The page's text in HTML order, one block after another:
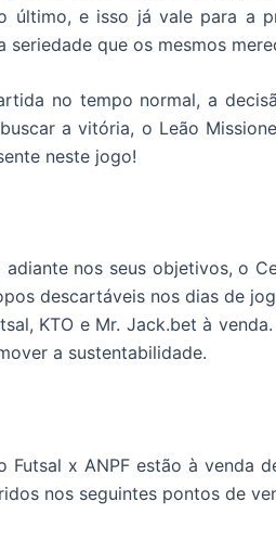
último, e isso já vale para a
que os mesmos
no tempo normal, a
a vitória, o Leão
neste jogo!
nos seus objetivos, o
descartáveis nos dias de
KTO e Mr. Jack.bet à
a sustentabilidade.
Futsal x ANPF estão à venda
nos seguintes pontos de